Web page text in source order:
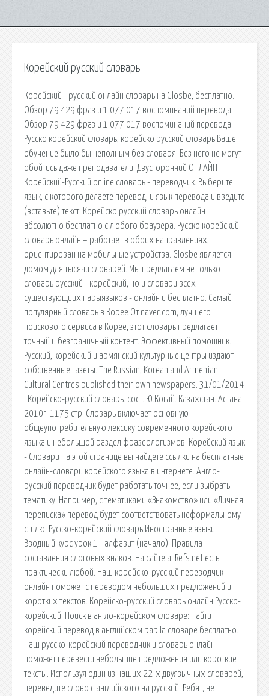
Корейский русский словарь
Корейский - русский онлайн словарь на Glosbe, бесплатно.
Обзор 79 429 фраз и 1 077 017 воспоминаний перевода.
Обзор 79 429 фраз и 1 077 017 воспоминаний перевода.
Русско корейский словарь, корейско русский словарь Ваше
обучение было бы неполным без словаря. Без него не могут
обойтись даже преподаватели. Двусторонний ОНЛАЙН
Корейский-Русский online словарь - переводчик. Выберите
язык, с которого делаете перевод, и язык перевода и введите
(вставьте) текст. Корейско русский словарь онлайн
абсолютно бесплатно с любого браузера. Русско корейский
словарь онлайн – работает в обоих направлениях,
ориентирован на мобильные устройства. Glosbe является
домом для тысячи словарей. Мы предлагаем не только
словарь русский - корейский, но и словари всех
существующиих парыязыков - онлайн и бесплатно. Самый
популярный словарь в Корее От naver.com, лучшего
поискового сервиса в Корее, этот словарь предлагает
точный и безграничный контент. Эффективный помощник.
Русский, корейский и армянский культурные центры издают
собственные газеты. The Russian, Korean and Armenian
Cultural Centres published their own newspapers. 31/01/2014
· Корейско-русский словарь. сост. Ю.Когай. Казахстан. Астана.
2010г. 1175 стр. Словарь включает основную
общеупотребительную лексику современного корейского
языка и небольшой раздел фразеологизмов. Корейский язык
- Словари На этой странице вы найдете ссылки на бесплатные
онлайн-словари корейского языка в интернете. Англо-
русский переводчик будет работать точнее, если выбрать
тематику. Например, с тематиками «Знакомство» или «Личная
переписка» перевод будет соответствовать неформальному
стилю. Русско-корейский словарь Иностранные языки
Вводный курс урок 1 - алфавит (начало). Правила
составления слоговых знаков. На сайте allRefs.net есть
практически любой. Наш корейско-русский переводчик
онлайн поможет с переводом небольших предложений и
коротких текстов. Корейско-русский словарь онлайн Русско-
корейский. Поиск в англо-корейском словаре: Найти
корейский перевод в английском bab.la словаре бесплатно.
Наш русско-корейский переводчик и словарь онлайн
поможет перевести небольшие предложения или короткие
тексты. Используя один из наших 22-х двуязычных словарей,
переведите слово с английского на русский. Ребят, не